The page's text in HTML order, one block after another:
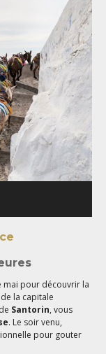
mai pour découvrir la
la capitale
Santorin, vous
. Le soir venu,
pour gouter